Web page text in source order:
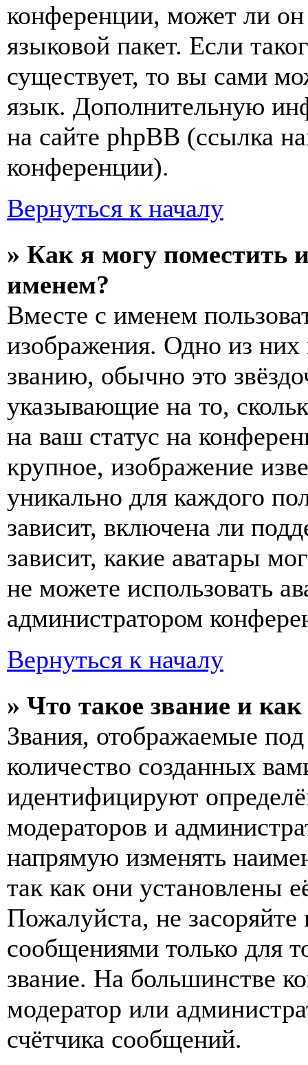
конференции, может ли
языковой пакет. Если
существует, то вы сами
язык. Дополнительную
на сайте phpBB (ссылка
конференции).
Вернуться к началу
» Как я могу поместить
именем?
Вместе с именем
изображения. Одно из
званию, обычно это
указывающие на то,
на ваш статус на
крупное, изображение
уникально для каждого
зависит, включена ли
зависит, какие аватары
не можете использовать
администратором
Вернуться к началу
» Что такое звание и
Звания, отображаемые
количество созданных
идентифицируют
модераторов и
напрямую изменять
так как они установлены
Пожалуйста, не
сообщениями только для
звание. На большинстве
модератор или
счётчика сообщений.